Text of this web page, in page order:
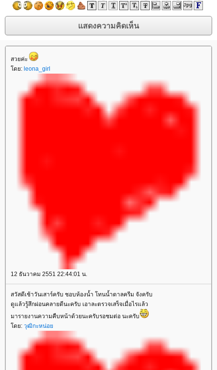
สวยค่ะ
โดย: leona_girl
12 ธันวาคม 2551 22:44:01 น.
สวัสดีเช้าวันเสาร์ครับ ชอบห้องน้ำ โทนน้ำตาลครีม จังครับ
ดูแล้วรู้สึกผ่อนคลายดีนะครับ เอาละตรวจเสร็จเมื่อไรแล้ว
มารายงานความคืบหน้าด้วยนะครับรอชมต่อ นะครับ
โดย: วุฒิกะหน่อย